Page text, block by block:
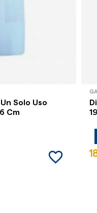
Solo Uso
Cm
favorite_border